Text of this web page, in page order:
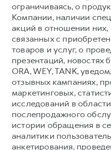
ограничиваясь, о
Компании, наличии
акций в отношении них,
связанных с
товаров и услуг, о
презентаций, новостях
ORA, WEY, TANK,
отзывных кампаниях,
маркетинговых,
исследований в
послепродажного
истории обращения в
аналитики
анкетирования,